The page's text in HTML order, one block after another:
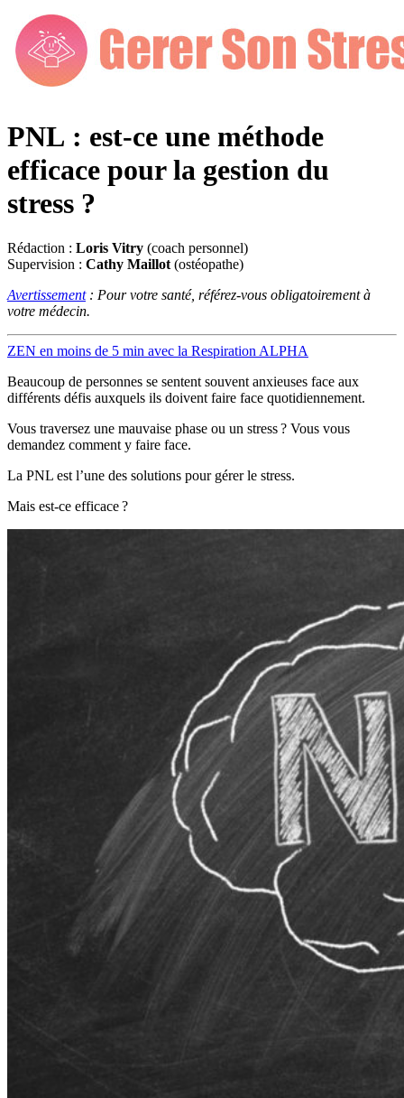
PNL : est-ce une méthode
efficace pour la gestion du
stress ?
Rédaction : Loris Vitry (coach personnel)
Supervision : Cathy Maillot (ostéopathe)
Avertissement: Pour votre santé, référez-vous obligatoirement à
votre médecin.
ZEN en moins de 5 min avec la Respiration ALPHA
Beaucoup de personnes se sentent souvent anxieuses face aux
différents défis auxquels ils doivent faire face quotidiennement.
Vous traversez une mauvaise phase ou un stress ? Vous vous
demandez comment y faire face.
La PNL est l’une des solutions pour gérer le stress.
Mais est-ce efficace ?